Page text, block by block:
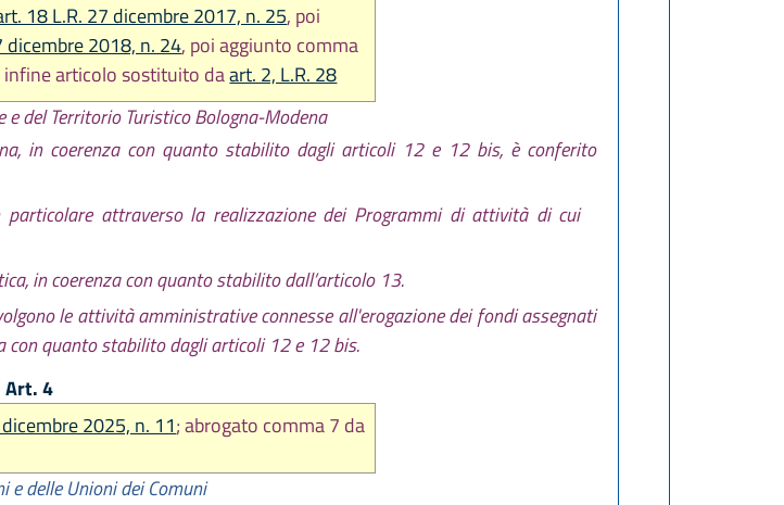
18 L.R. 27 dicembre 2017, n. 25, poi
dicembre 2018, n. 24, poi aggiunto comma
infine articolo sostituito daart. 2, L.R. 28
del Territorio Turistico Bologna-Modena
in coerenza con quanto stabilito dagli articoli 12 e 12 bis, è conferito
particolare attraverso la realizzazione dei Programmi di attività di cui
in coerenza con quanto stabilito dall’articolo 13.
le attività amministrative connesse all'erogazione dei fondi assegnati
con quanto stabilito dagli articoli 12 e 12 bis.
Art. 4
2025, n. 11; abrogato comma 7 da
e delle Unioni dei Comuni